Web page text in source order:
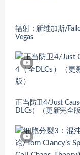
辐射：新维加斯/
Vegas
正当防卫4/Just
DLCs）（更新完全版